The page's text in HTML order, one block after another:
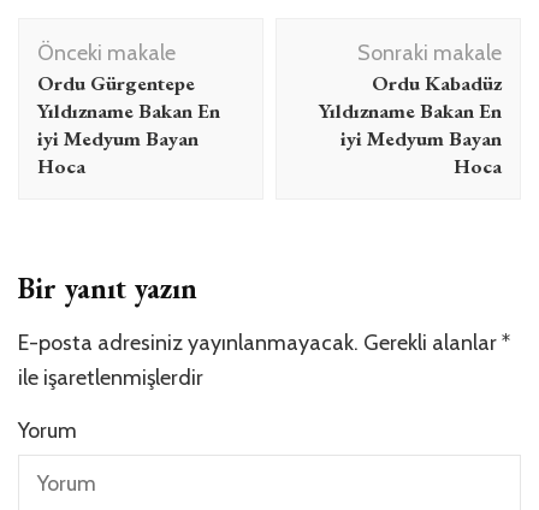
Yazı
dolaşımı
Önceki makale
Ordu Gürgentepe
Yıldızname Bakan En
iyi Medyum Bayan
Hoca
Sonraki makale
Ordu Kabadüz
Yıldızname Bakan En
iyi Medyum Bayan
Hoca
Bir yanıt yazın
E-posta adresiniz yayınlanmayacak. Gerekli alanlar*
ile işaretlenmişlerdir
Yorum